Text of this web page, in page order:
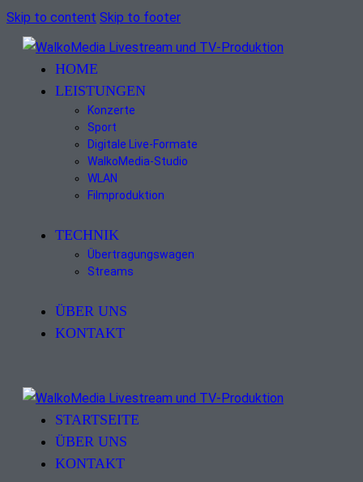
Skip to content Skip to footer
HOME
LEISTUNGEN
Konzerte
Sport
Digitale Live-Formate
WalkoMedia-Studio
WLAN
Filmproduktion
TECHNIK
Übertragungswagen
Streams
ÜBER UNS
KONTAKT
STARTSEITE
ÜBER UNS
KONTAKT